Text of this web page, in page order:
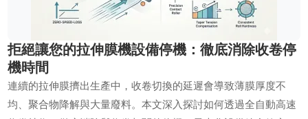
拒絕讓您的拉伸膜機設備停機：徹底消除收卷停
機時間
連續的拉伸膜擠出生產中，收卷切換的延遲會導致薄膜厚度不
均、聚合物降解與大量廢料。本文深入探討如何透過全自動高速